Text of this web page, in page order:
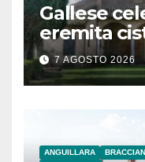
Gallese
eremita
secolo
7 AGOSTO 2026
ANGUILLARA